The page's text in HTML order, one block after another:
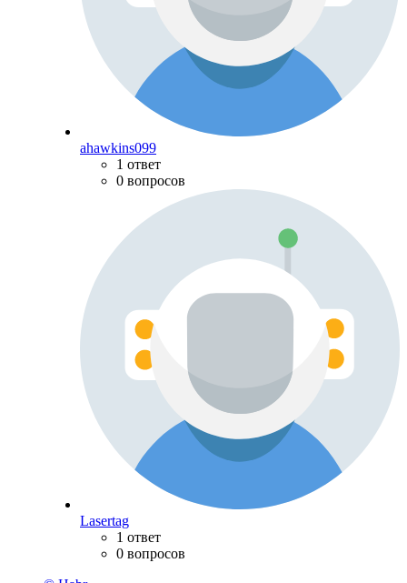
ahawkins099
1 ответ
0 вопросов
Lasertag
1 ответ
0 вопросов